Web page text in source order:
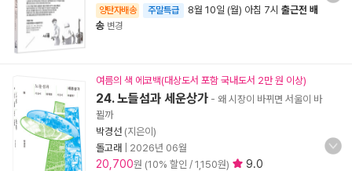
양탄자배송 주말특급 8월 10일 (월) 아침 7시 출근전 배
송 변경
여름의 색 에코백(대상도서 포함 국내도서 2만 원 이상)
24. 노들섬과 세운상가 - 왜 시장이 바뀌면 서울이 바
뀔까
박경선 (지은이)
돌고래
2026년 06월
20,700원 (10% 할인 / 1,150원) 9.0